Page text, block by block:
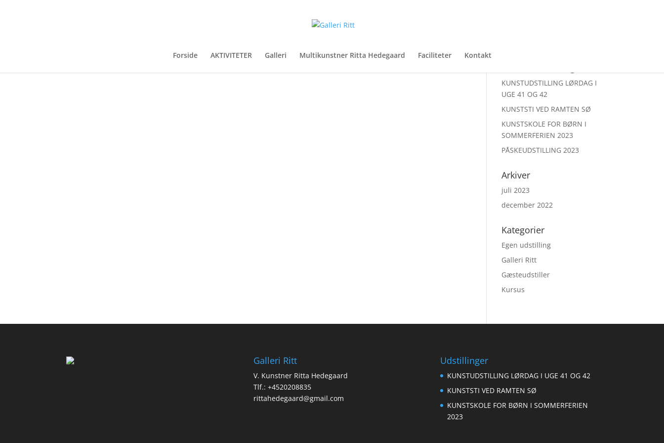
Forside AKTIVITETER Galleri Multikunstner Ritta Hedegaard Faciliteter Kontakt
KUNSTUDSTILLING LØRDAG I
UGE 41 OG 42
KUNSTSTI VED RAMTEN SØ
KUNSTSKOLE FOR BØRN I
SOMMERFERIEN 2023
PÅSKEUDSTILLING 2023
Arkiver
juli 2023
december 2022
Kategorier
Egen udstilling
Galleri Ritt
Gæsteudstiller
Kursus
Galleri Ritt
V. Kunstner Ritta Hedegaard
Tlf.: +4520208835
rittahedegaard@gmail.com
Udstillinger
KUNSTUDSTILLING LØRDAG I UGE 41 OG 42
KUNSTSTI VED RAMTEN SØ
KUNSTSKOLE FOR BØRN I SOMMERFERIEN
2023